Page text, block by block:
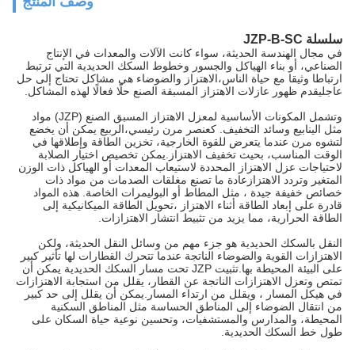
سلسلة JZP-B-SC
في مجال الهندسة الحديثة، سواء كانت الآلات والمعدات في الإنتاج
الصناعي، أو بناء الهياكل والجسور وخطوط السكك الحديدية التي ترتبط
ارتباطا وثيقا مع حياة الناس،الاهتزاز والضوضاء هي مشاكل تحتاج إلى حل
عاجليقدم ظهور عازلات الاهتزاز المسبقة الصنع حلًا فعالًا لهذه المشاكل.
وتشمل المكونات الأساسية لمعزل الاهتزاز المسبق الصنع (JZP) مواد
مثل الينابيع وسائد التخفيف. كعنصر مرن رئيسي،الربيع يمكن أن يخضع
لتشوه مرن عندما يتعرض للقوة الخارجية، تخزين الطاقة وإطلاقها في
الوقت المناسب، بحيث تخفيف الاهتزاز.يمكن تخصيص اختيار الصلابة
لاحتياجات عزل الاهتزاز المحددة لاستيعاب المعدات أو الهياكل ذات الوزن
المتغير وتردد الاهتزازعادة ما تصنع مغلقات الصدمات من مواد ذات
خصائص خفيفة جيدة ، مثل المطاط أو البوليمرات الخاصة. هذه المواد
قادرة على إبعاد الطاقة أثناء الاهتزاز ،تحويل الطاقة الميكانيكية إلى
الطاقة الحرارية، مما يزيد من تثبيط انتشار الاهتزازات.
النقل بالسكك الحديدية هو جزء مهم من وسائل النقل الحديثة، ولكن
الاهتزازات القوية والضوضاء الناتجة عندما تتحرك القطارات لها تأثير كبير
على البيئة المحيطة بها.تثبيت JZP تحت مسار السكك الحديدية يمكن أن
تمتص وتعزل الاهتزازات الناتجة عن القطار، يقلل من استجابة الاهتزازات
في هيكل المسار ، ويقلل من ارتداء المسار.يمكن أن يقلل إلى حد كبير
من انتقال الضوضاء إلى المناطق الحساسة مثل المناطق السكنية
المحيطة، والمدارس والمستشفيات، وتحسين نوعية حياة السكان على
طول خط السكك الحديدية.